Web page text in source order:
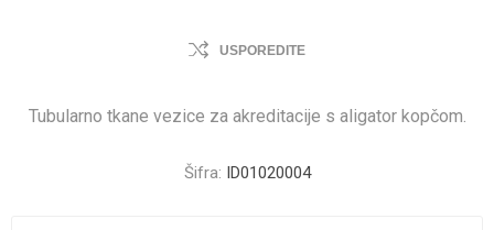
USPOREDITE
Tubularno tkane vezice za akreditacije s aligator kopčom.
Šifra: ID01020004